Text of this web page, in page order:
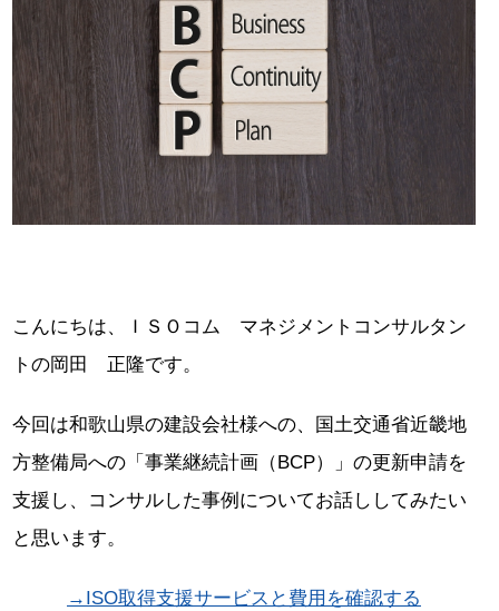
こんにちは、ＩＳＯコム マネジメントコンサルタン
トの岡田 正隆です。
今回は和歌山県の建設会社様への、国土交通省近畿地
方整備局への「事業継続計画（BCP）」の更新申請を
支援し、コンサルした事例についてお話ししてみたい
と思います。
→ISO取得支援サービスと費用を確認する